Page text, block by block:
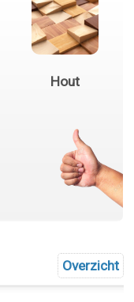
Hout
Overzicht